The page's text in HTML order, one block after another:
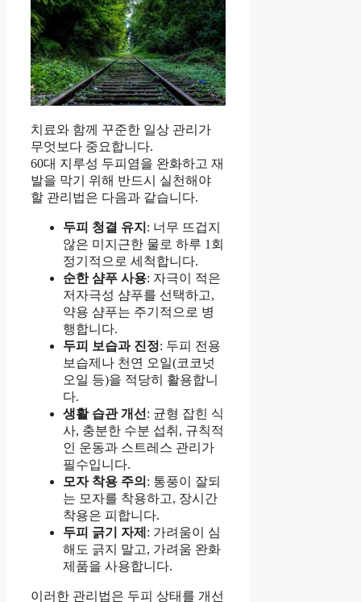
치료와 함께 꾸준한 일상 관리가
무엇보다 중요합니다.
60대 지루성 두피염을 완화하고 재
발을 막기 위해 반드시 실천해야
할 관리법은 다음과 같습니다.
두피 청결 유지 : 너무 뜨겁지
않은 미지근한 물로 하루 1회
정기적으로 세척합니다.
순한 샴푸 사용: 자극이 적은
저자극성 샴푸를 선택하고,
약용 샴푸는 주기적으로 병
행합니다.
두피 보습과 진정: 두피 전용
보습제나 천연 오일(코코넛
오일 등)을 적당히 활용합니
다.
생활 습관 개선 : 균형 잡힌 식
사, 충분한 수분 섭취, 규칙적
인 운동과 스트레스 관리가
필수입니다.
모자 착용 주의 : 통풍이 잘되
는 모자를 착용하고, 장시간
착용은 피합니다.
두피 긁기 자제 : 가려움이 심
해도 긁지 말고, 가려움 완화
제품을 사용합니다.
이러한 관리법은 두피 상태를 개선